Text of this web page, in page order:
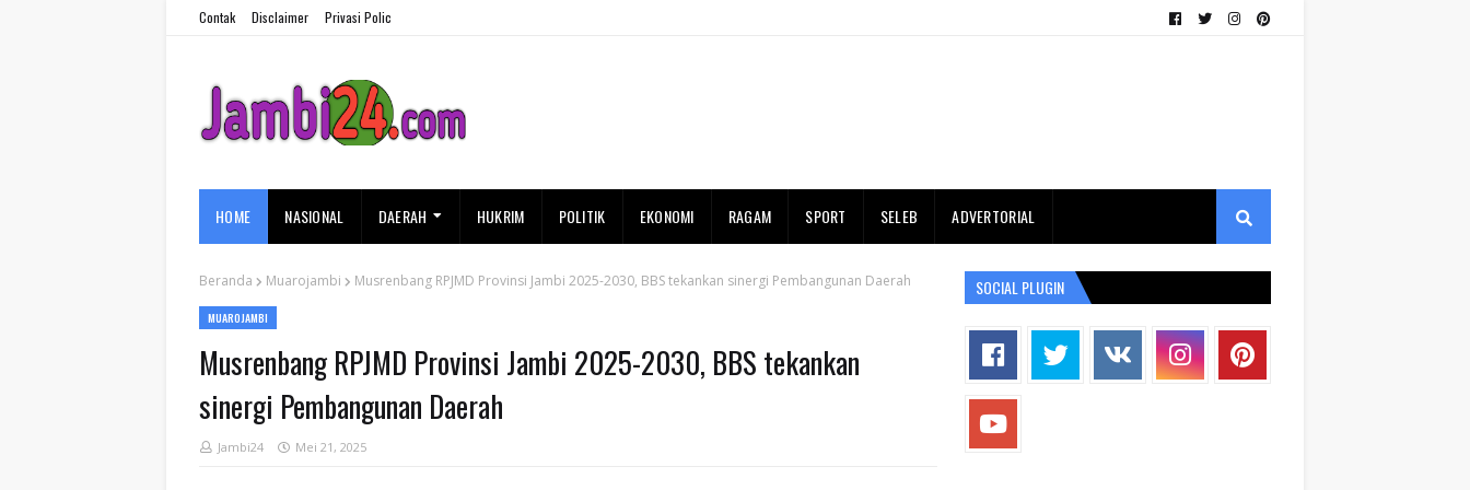
Contak Disclaimer Privasi Polic
HOME NASIONAL DAERAH HUKRIM POLITIK EKONOMI RAGAM SPORT SELEB ADVERTORIAL
Beranda Muarojambi Musrenbang RPJMD Provinsi Jambi 2025-2030, BBS tekankan sinergi Pembangunan Daerah
MUAROJAMBI
Musrenbang RPJMD Provinsi Jambi 2025-2030, BBS tekankan
sinergi Pembangunan Daerah
Jambi24 Mei 21, 2025
SOCIAL PLUGIN